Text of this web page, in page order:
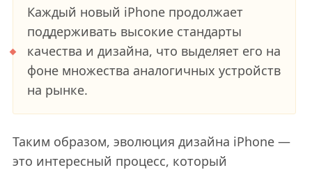
Каждый новый iPhone продолжает
поддерживать высокие стандарты
качества и дизайна, что выделяет его на
фоне множества аналогичных устройств
на рынке.
Таким образом, эволюция дизайна iPhone —
это интересный процесс, который